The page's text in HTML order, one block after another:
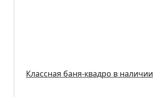
Классная баня-квадро в наличии